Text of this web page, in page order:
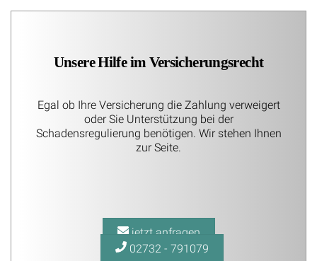
Unsere Hilfe im Versicherungsrecht
Egal ob Ihre Versicherung die Zahlung verweigert
oder Sie Unterstützung bei der
Schadensregulierung benötigen. Wir stehen Ihnen
zur Seite.
jetzt anfragen
02732 - 791079